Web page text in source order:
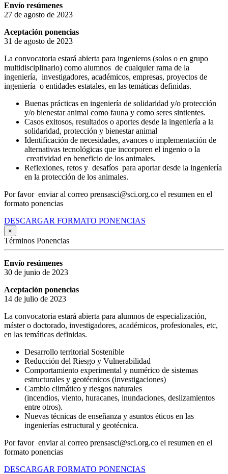
Envío resúmenes
27 de agosto de 2023
Aceptación ponencias
31 de agosto de 2023
La convocatoria estará abierta para ingenieros (solos o en grupo
multidisciplinario) como alumnos de cualquier rama de la
ingeniería, investigadores, académicos, empresas, proyectos de
ingeniería o entidades estatales, en las temáticas definidas.
Buenas prácticas en ingeniería de solidaridad y/o protección
y/o bienestar animal como fauna y como seres sintientes.
Casos exitosos, resultados o aportes desde la ingeniería a la
solidaridad, protección y bienestar animal
Identificación de necesidades, avances o implementación de
alternativas tecnológicas que incorporen el ingenio o la
creatividad en beneficio de los animales.
Reflexiones, retos y desafíos para aportar desde la ingeniería
en la protección de los animales.
Por favor enviar al correo prensasci@sci.org.co el resumen en el
formato ponencias
DESCARGAR FORMATO PONENCIAS
×
Términos Ponencias
Envío resúmenes
30 de junio de 2023
Aceptación ponencias
14 de julio de 2023
La convocatoria estará abierta para alumnos de especialización,
máster o doctorado, investigadores, académicos, profesionales, etc,
en las temáticas definidas.
Desarrollo territorial Sostenible
Reducción del Riesgo y Vulnerabilidad
Comportamiento experimental y numérico de sistemas
estructurales y geotécnicos (investigaciones)
Cambio climático y riesgos naturales
(incendios, viento, huracanes, inundaciones, deslizamientos
entre otros).
Nuevas técnicas de enseñanza y asuntos éticos en las
ingenierías estructural y geotécnica.
Por favor enviar al correo prensasci@sci.org.co el resumen en el
formato ponencias
DESCARGAR FORMATO PONENCIAS